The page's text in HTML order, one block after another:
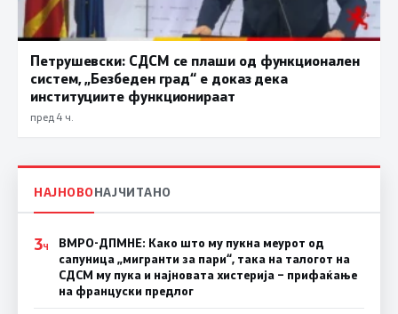
Петрушевски: СДСМ се плаши од функционален
систем, „Безбеден град“ е доказ дека
институциите функционираат
пред 4 ч.
НАЈНОВОНАЈЧИТАНО
3Ч
ВМРО-ДПМНЕ: Како што му пукна меурот од
сапуница „мигранти за пари“, така на талогот на
СДСМ му пука и најновата хистерија – прифаќање
на француски предлог